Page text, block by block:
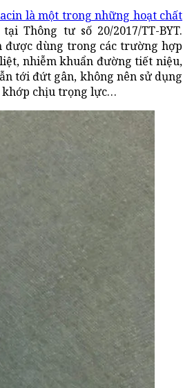
là một trong những hoạt chất
Thông tư số 20/2017/TT-BYT.
được dùng trong các trường hợp
nhiễm khuẩn đường tiết niệu,
tới đứt gân, không nên sử dụng
khớp chịu trọng lực…